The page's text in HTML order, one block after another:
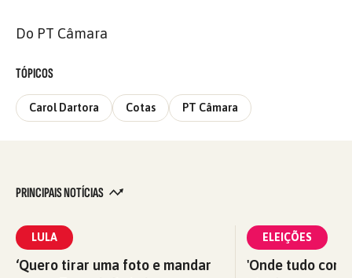
Do PT Câmara
TÓPICOS
Carol Dartora Cotas PT Câmara
PRINCIPAIS NOTÍCIAS
LULA
‘Quero tirar uma foto e mandar
ELEIÇÕES
'Onde tudo